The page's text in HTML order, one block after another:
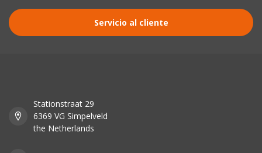
Servicio al cliente
Stationstraat 29
6369 VG Simpelveld
the Netherlands